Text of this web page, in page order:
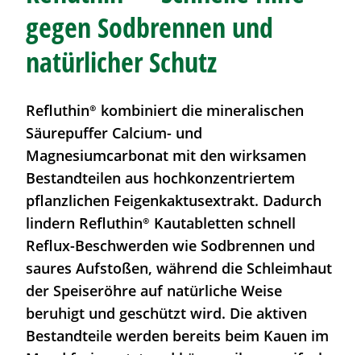
gegen Sodbrennen und
natürlicher Schutz
Refluthin® kombiniert die mineralischen
Säurepuffer Calcium- und
Magnesiumcarbonat mit den wirksamen
Bestandteilen aus hochkonzentriertem
pflanzlichen Feigenkaktusextrakt. Dadurch
lindern Refluthin® Kautabletten schnell
Reflux-Beschwerden wie Sodbrennen und
saures Aufstoßen, während die Schleimhaut
der Speiseröhre auf natürliche Weise
beruhigt und geschützt wird. Die aktiven
Bestandteile werden bereits beim Kauen im